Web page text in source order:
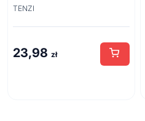
TENZI
23,98 zł